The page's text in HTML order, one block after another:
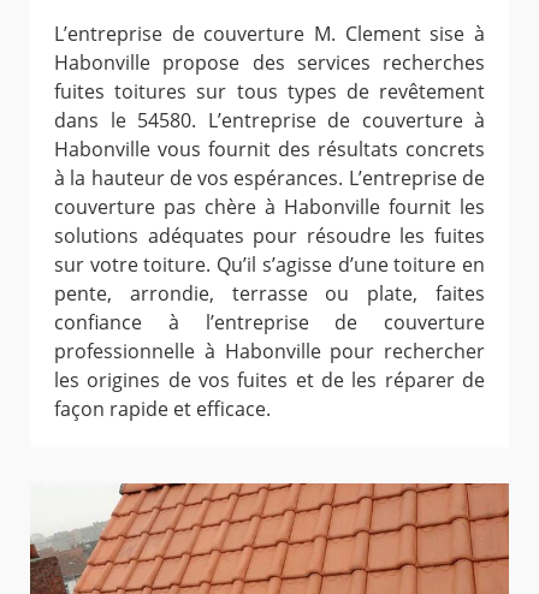
L’entreprise de couverture M. Clement sise à
Habonville propose des services recherches
fuites toitures sur tous types de revêtement
dans le 54580. L’entreprise de couverture à
Habonville vous fournit des résultats concrets
à la hauteur de vos espérances. L’entreprise de
couverture pas chère à Habonville fournit les
solutions adéquates pour résoudre les fuites
sur votre toiture. Qu’il s’agisse d’une toiture en
pente, arrondie, terrasse ou plate, faites
confiance à l’entreprise de couverture
professionnelle à Habonville pour rechercher
les origines de vos fuites et de les réparer de
façon rapide et efficace.